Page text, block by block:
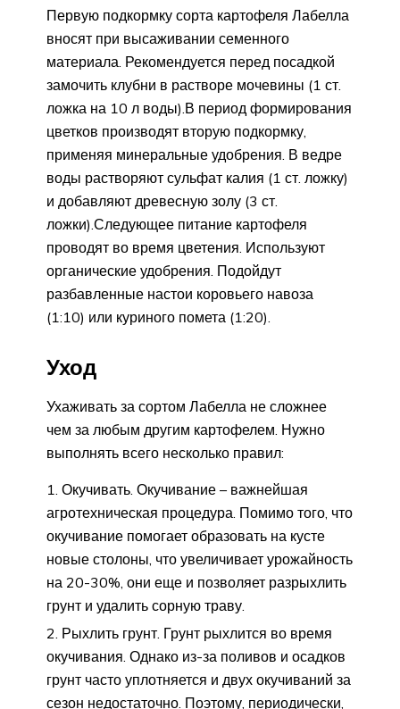
Первую подкормку сорта картофеля Лабелла
вносят при высаживании семенного
материала. Рекомендуется перед посадкой
замочить клубни в растворе мочевины (1 ст.
ложка на 10 л воды).В период формирования
цветков производят вторую подкормку,
применяя минеральные удобрения. В ведре
воды растворяют сульфат калия (1 ст. ложку)
и добавляют древесную золу (3 ст.
ложки).Следующее питание картофеля
проводят во время цветения. Используют
органические удобрения. Подойдут
разбавленные настои коровьего навоза
(1:10) или куриного помета (1:20).
Уход
Ухаживать за сортом Лабелла не сложнее
чем за любым другим картофелем. Нужно
выполнять всего несколько правил:
Окучивать. Окучивание – важнейшая
агротехническая процедура. Помимо того, что
окучивание помогает образовать на кусте
новые столоны, что увеличивает урожайность
на 20-30%, они еще и позволяет разрыхлить
грунт и удалить сорную траву.
Рыхлить грунт. Грунт рыхлится во время
окучивания. Однако из-за поливов и осадков
грунт часто уплотняется и двух окучиваний за
сезон недостаточно. Поэтому, периодически,